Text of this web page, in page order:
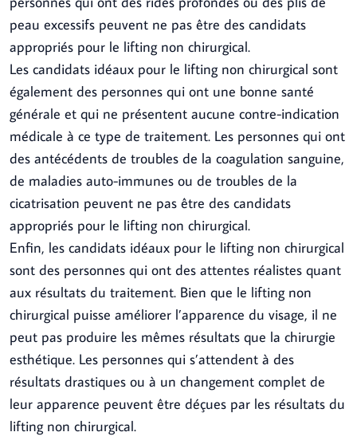
peau excessifs peuvent ne pas être des candidats
appropriés pour le lifting non chirurgical.
Les candidats idéaux pour le lifting non chirurgical sont
également des personnes qui ont une bonne santé
générale et qui ne présentent aucune contre-indication
médicale à ce type de traitement. Les personnes qui ont
des antécédents de troubles de la coagulation sanguine,
de maladies auto-immunes ou de troubles de la
cicatrisation peuvent ne pas être des candidats
appropriés pour le lifting non chirurgical.
Enfin, les candidats idéaux pour le lifting non chirurgical
sont des personnes qui ont des attentes réalistes quant
aux résultats du traitement. Bien que le lifting non
chirurgical puisse améliorer l’apparence du visage, il ne
peut pas produire les mêmes résultats que la chirurgie
esthétique. Les personnes qui s’attendent à des
résultats drastiques ou à un changement complet de
leur apparence peuvent être déçues par les résultats du
lifting non chirurgical.